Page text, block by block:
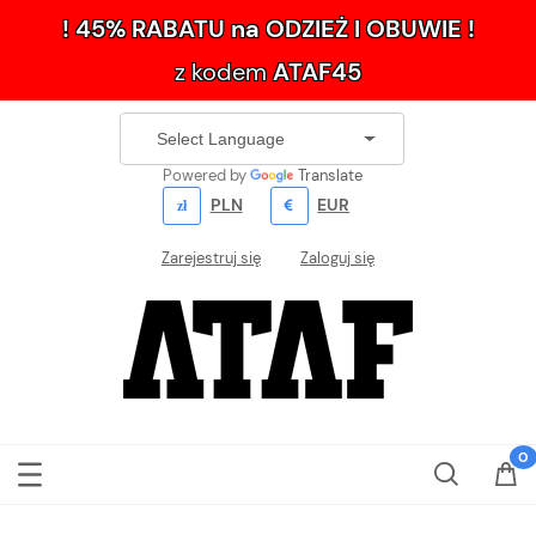
! 45% RABATU na ODZIEŻ I OBUWIE !
z kodemATAF45
Powered by Translate
PLN EUR
Zarejestruj się Zaloguj się